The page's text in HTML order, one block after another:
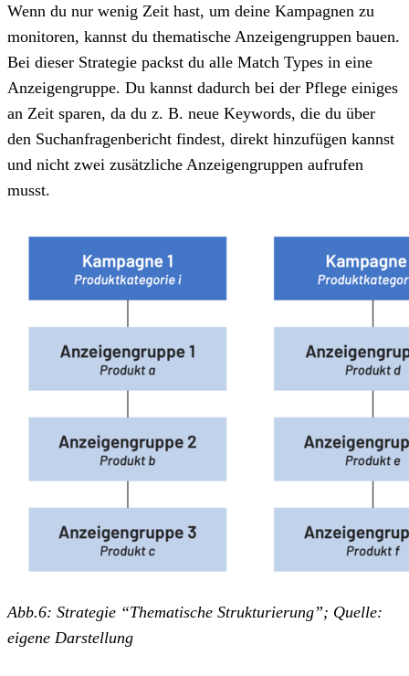
Wenn du nur wenig Zeit hast, um deine Kampagnen zu
monitoren, kannst du thematische Anzeigengruppen bauen.
Bei dieser Strategie packst du alle Match Types in eine
Anzeigengruppe. Du kannst dadurch bei der Pflege einiges
an Zeit sparen, da du z. B. neue Keywords, die du über
den Suchanfragenbericht findest, direkt hinzufügen kannst
und nicht zwei zusätzliche Anzeigengruppen aufrufen
musst.
Abb.6: Strategie “Thematische Strukturierung”; Quelle:
eigene Darstellung